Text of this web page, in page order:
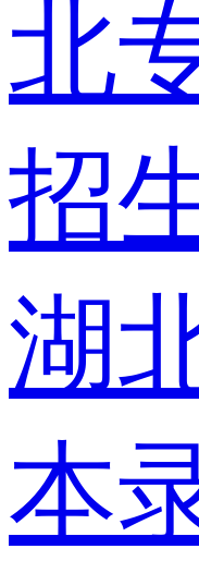
北
招
湖
本